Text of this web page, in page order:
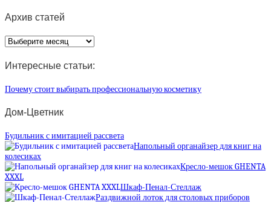
Архив статей
Архив
статей
Интересные статьи:
Почему стоит выбирать профессиональную косметику
Дом-Цветник
Будильник с имитацией рассвета
Напольный органайзер для книг на
колесиках
Кресло-мешок GHENTA
XXXL
Шкаф-Пенал-Стеллаж
Раздвижной лоток для столовых приборов